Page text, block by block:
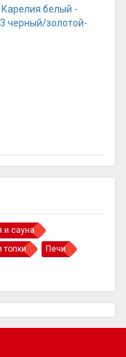
и сауна
топки
Печи